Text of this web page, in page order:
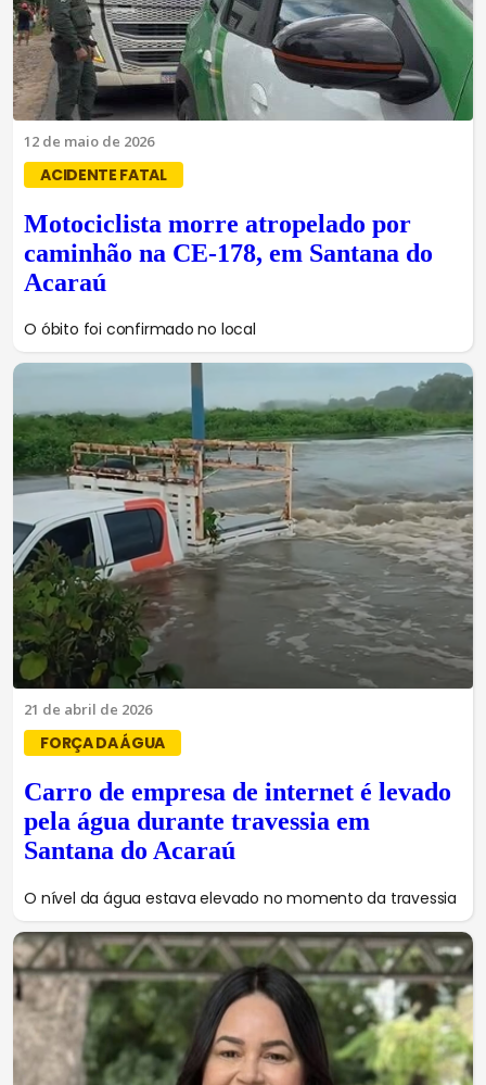
12 de maio de 2026
ACIDENTE FATAL
Motociclista morre atropelado por
caminhão na CE-178, em Santana do
Acaraú
O óbito foi confirmado no local
21 de abril de 2026
FORÇA DA ÁGUA
Carro de empresa de internet é levado
pela água durante travessia em
Santana do Acaraú
O nível da água estava elevado no momento da travessia